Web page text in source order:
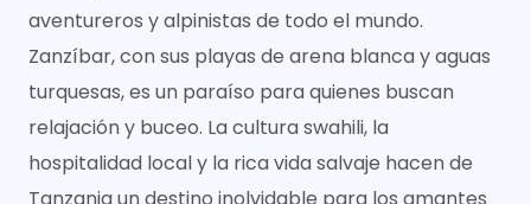
aventureros y alpinistas de todo el mundo.
Zanzíbar, con sus playas de arena blanca y aguas
turquesas, es un paraíso para quienes buscan
relajación y buceo. La cultura swahili, la
hospitalidad local y la rica vida salvaje hacen de
Tanzania un destino inolvidable para los amantes